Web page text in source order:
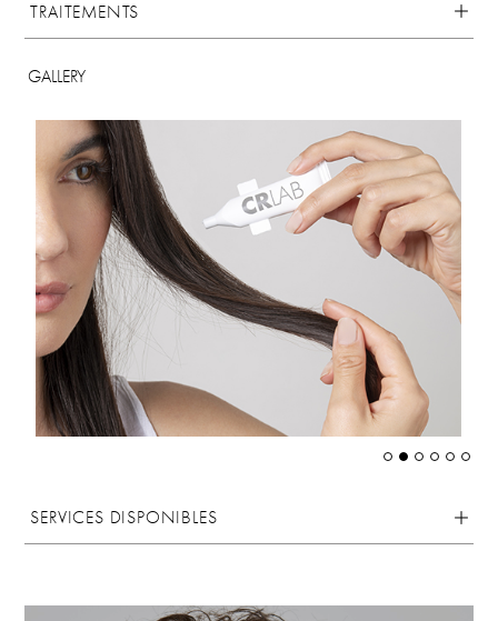
TRAITEMENTS
GALLERY
SERVICES DISPONIBLES